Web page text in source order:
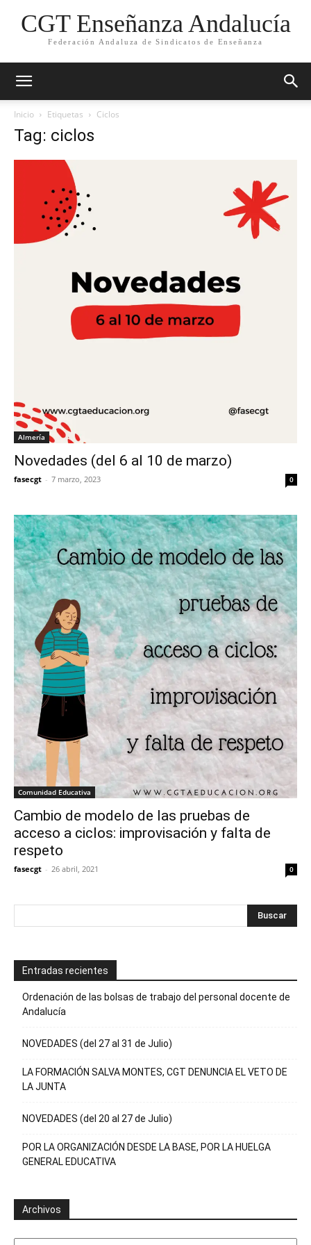
CGT Enseñanza Andalucía
Federación Andaluza de Sindicatos de Enseñanza
Inicio Etiquetas Ciclos
Tag: ciclos
Almería
Novedades (del 6 al 10 de marzo)
fasecgt - 7 marzo, 2023 0
Comunidad Educativa
Cambio de modelo de las pruebas de
acceso a ciclos: improvisación y falta de
respeto
fasecgt - 26 abril, 2021 0
Entradas recientes
Ordenación de las bolsas de trabajo del personal docente de
Andalucía
NOVEDADES (del 27 al 31 de Julio)
LA FORMACIÓN SALVA MONTES, CGT DENUNCIA EL VETO DE
LA JUNTA
NOVEDADES (del 20 al 27 de Julio)
POR LA ORGANIZACIÓN DESDE LA BASE, POR LA HUELGA
GENERAL EDUCATIVA
Archivos
Archivos